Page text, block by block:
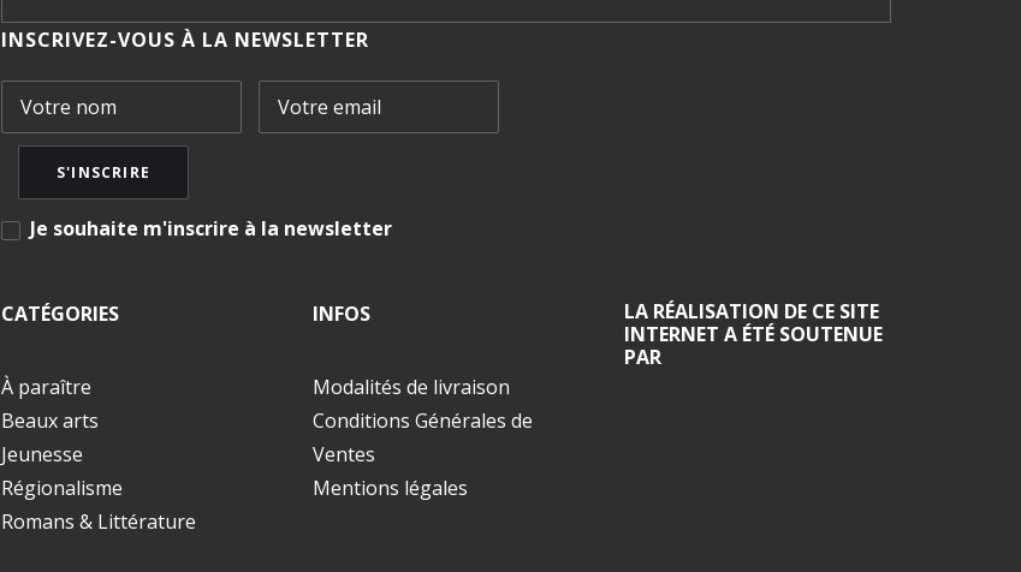
INSCRIVEZ-VOUS À LA NEWSLETTER
Je souhaite m'inscrire à la newsletter
CATÉGORIES
À paraître
Beaux arts
Jeunesse
Régionalisme
Romans & Littérature
INFOS
Modalités de livraison
Conditions Générales de
Ventes
Mentions légales
LA RÉALISATION DE CE SITE
INTERNET A ÉTÉ SOUTENUE
PAR